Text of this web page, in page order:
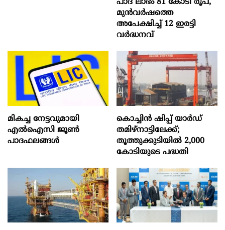
പാദ ലാഭം 81 കോടി രൂപ,
മുൻവർഷത്തെ
അപേക്ഷിച്ച് 12 ഇരട്ടി
വർദ്ധനവ്
മികച്ച നേട്ടവുമായി
എൽഐസി ജൂൺ
പാദഫലങ്ങൾ
കൊച്ചിന്‍ ഷിപ്പ് യാർഡ്
തമിഴ്നാട്ടിലേക്ക്;
തൂത്തുക്കുടിയിൽ 2,000
കോടിയുടെ പദ്ധതി